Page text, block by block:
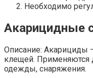
Необходимо
Акарицидные
Описание: Акарициды
клещей. Применяются
одежды, снаряжения.